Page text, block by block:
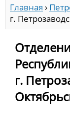
Главная ›
г.
г.